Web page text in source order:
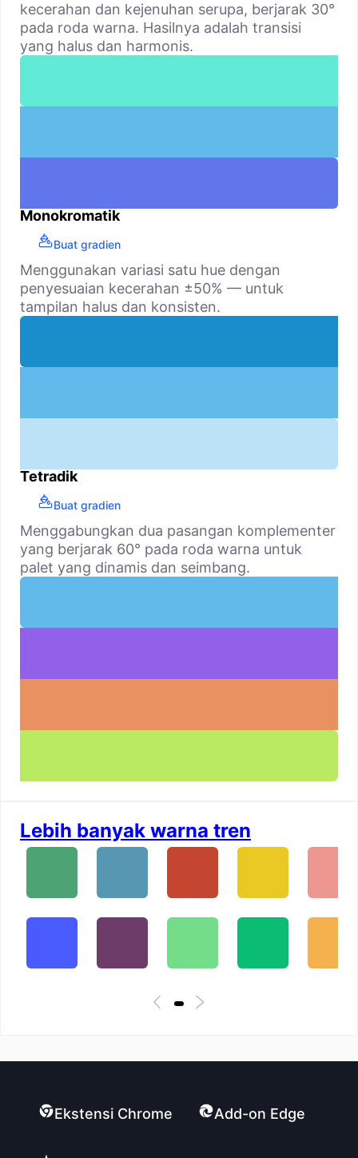
kecerahan dan kejenuhan serupa, berjarak 30°
pada roda warna. Hasilnya adalah transisi
yang halus dan harmonis.
Monokromatik
Buat gradien
Menggunakan variasi satu hue dengan
penyesuaian kecerahan ±50% — untuk
tampilan halus dan konsisten.
Tetradik
Buat gradien
Menggabungkan dua pasangan komplementer
yang berjarak 60° pada roda warna untuk
palet yang dinamis dan seimbang.
Lebih banyak warna tren
Ekstensi Chrome Add-on Edge